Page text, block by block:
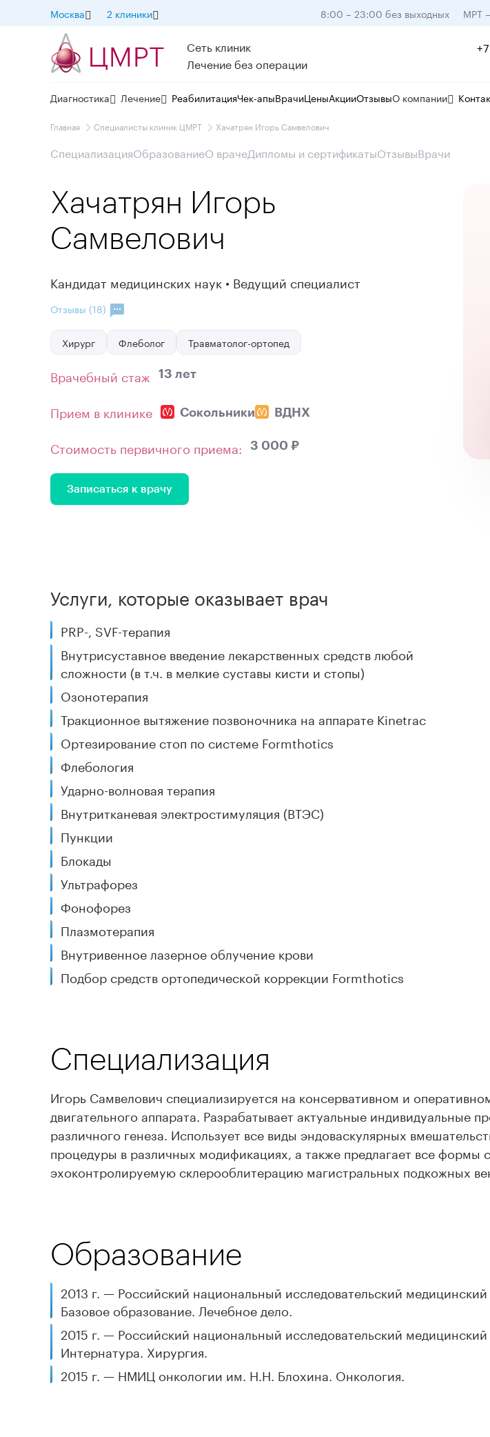
Москва 2 клиники 8:00 – 23:00 без выходных МРТ
Сеть клиник
Лечение без операции
Диагностика Лечение РеабилитацияЧек-апыВрачиЦеныАкцииОтзывыО компании
Главная Специалисты клиник ЦМРТ Хачатрян Игорь Самвелович
СпециализацияОбразованиеО врачеДипломы и сертификатыОтзывыВрачи
Хачатрян Игорь
Самвелович
Кандидат медицинских наук • Ведущий специалист
Отзывы (18)
Хирург Флеболог Травматолог-ортопед
Врачебный стаж 13 лет
Прием в клинике Сокольники ВДНХ
Стоимость первичного приема: 3 000 ₽
Записаться к врачу
Услуги, которые оказывает врач
PRP-, SVF-терапия
Внутрисуставное введение лекарственных средств любой
сложности (в т.ч. в мелкие суставы кисти и стопы)
Озонотерапия
Тракционное вытяжение позвоночника на аппарате Kinetrac
Ортезирование стоп по системе Formthotics
Флебология
Ударно-волновая терапия
Внутритканевая электростимуляция (ВТЭС)
Пункции
Блокады
Ультрафорез
Фонофорез
Плазмотерапия
Внутривенное лазерное облучение крови
Подбор средств ортопедической коррекции Formthotics
Специализация
Игорь Самвелович специализируется на консервативном и
двигательного аппарата. Разрабатывает актуальные индивидуальные
различного генеза. Использует все виды эндоваскулярных
процедуры в различных модификациях, а также предлагает все формы
эхоконтролируемую склерооблитерацию магистральных подкожных
Образование
2013 г. — Российский национальный исследовательский
Базовое образование. Лечебное дело.
2015 г. — Российский национальный исследовательский
Интернатура. Хирургия.
2015 г. — НМИЦ онкологии им. Н.Н. Блохина. Онкология.